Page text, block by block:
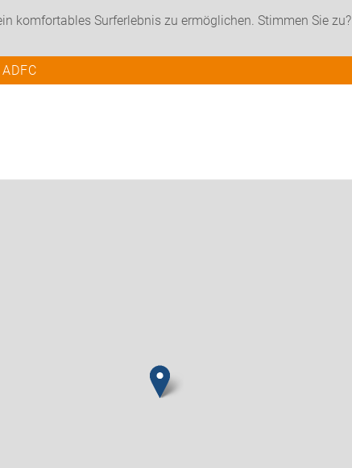
komfortables Surferlebnis zu ermöglichen. Stimmen Sie zu?